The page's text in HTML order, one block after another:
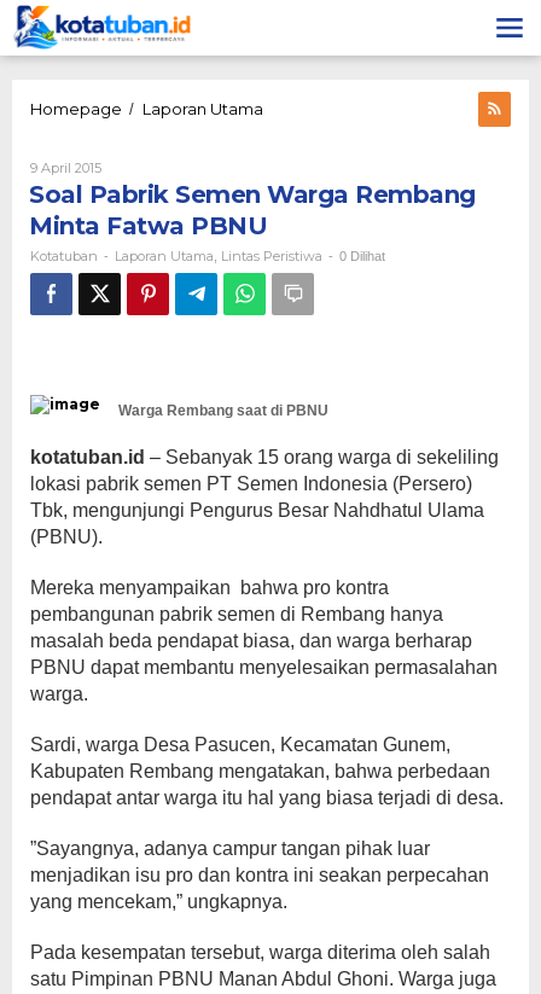
Lewati
ke
konten
Homepage / Laporan Utama
Rembang
Minta
Fatwa
PBNU
9 April 2015Oleh
Kotatuban
Soal Pabrik Semen Warga Rembang
Minta Fatwa PBNU
Kotatuban - Laporan Utama Lintas Peristiwa - 0 Dilihat
Warga Rembang saat di PBNU
kotatuban.id – Sebanyak 15 orang warga di sekeliling
lokasi pabrik semen PT Semen Indonesia (Persero)
Tbk, mengunjungi Pengurus Besar Nahdhatul Ulama
(PBNU).
Mereka menyampaikan bahwa pro kontra
pembangunan pabrik semen di Rembang hanya
masalah beda pendapat biasa, dan warga berharap
PBNU dapat membantu menyelesaikan permasalahan
warga.
Sardi, warga Desa Pasucen, Kecamatan Gunem,
Kabupaten Rembang mengatakan, bahwa perbedaan
pendapat antar warga itu hal yang biasa terjadi di desa.
”Sayangnya, adanya campur tangan pihak luar
menjadikan isu pro dan kontra ini seakan perpecahan
yang mencekam,” ungkapnya.
Pada kesempatan tersebut, warga diterima oleh salah
satu Pimpinan PBNU Manan Abdul Ghoni. Warga juga